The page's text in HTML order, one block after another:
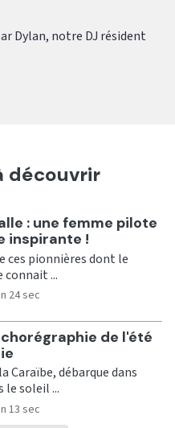
Dylan, notre DJ résident
découvrir
: une femme pilote
inspirante !
ces pionnières dont le
connait ...
24 sec
chorégraphie de l'été
Caraïbe, débarque dans
le soleil ...
13 sec